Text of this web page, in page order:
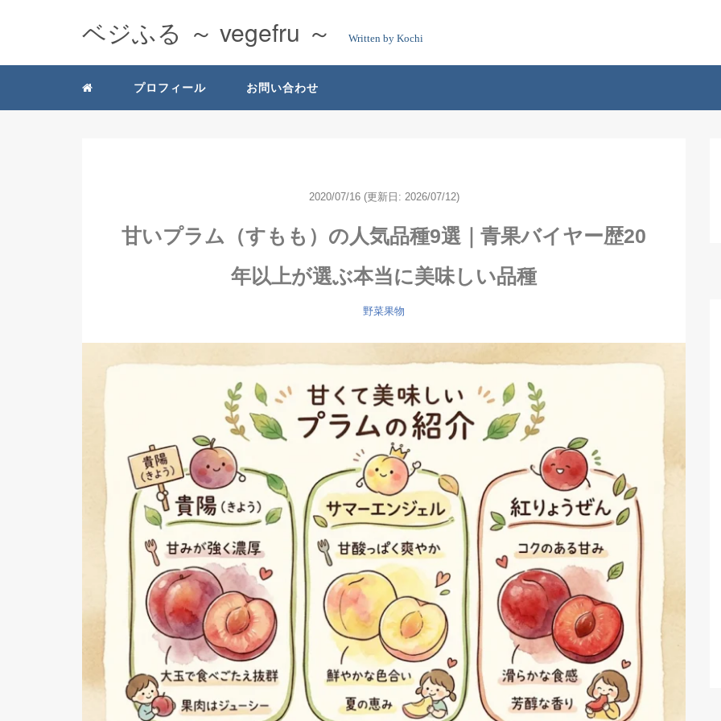
ベジふる ～ vegefru ～ Written by Kochi
プロフィール お問い合わせ
2020/07/16 (更新日: 2026/07/12)
甘いプラム（すもも）の人気品種9選｜青果バイヤー歴20
年以上が選ぶ本当に美味しい品種
野菜果物